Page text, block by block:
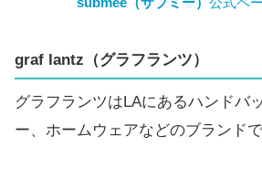
graf lantz （グラフランツ）
グラフランツはLAにあるハンドバ
ー、ホームウェアなどのブランドで